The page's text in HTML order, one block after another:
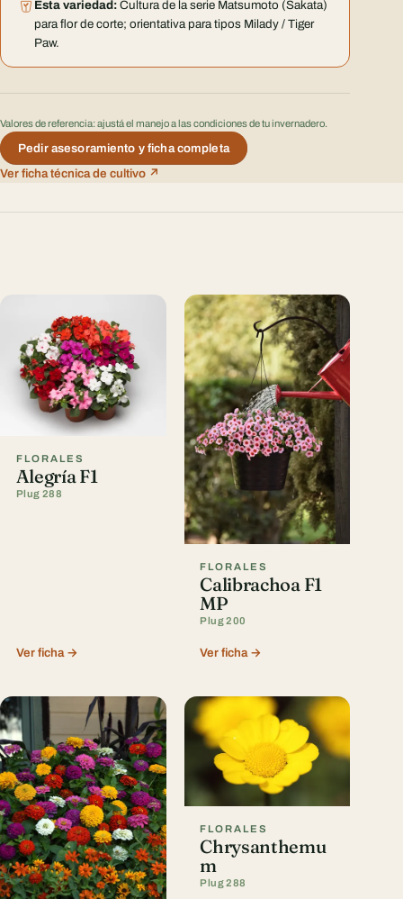
Esta variedad: Cultura de la serie Matsumoto (Sakata)
para flor de corte; orientativa para tipos Milady / Tiger
Paw.
Valores de referencia: ajustá el manejo a las condiciones de tu invernadero.
Pedir asesoramiento y ficha completa
Ver ficha técnica de cultivo ↗
FLORALES
Alegría F1
Plug 288
Ver ficha →
FLORALES
Calibrachoa F1
MP
Plug 200
Ver ficha →
FLORALES
Chrysanthemu
m
Plug 288